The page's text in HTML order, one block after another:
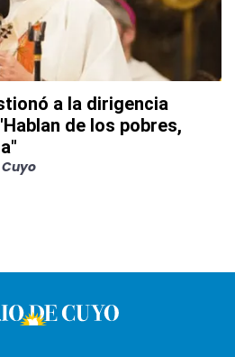
a la dirigencia
de los pobres,